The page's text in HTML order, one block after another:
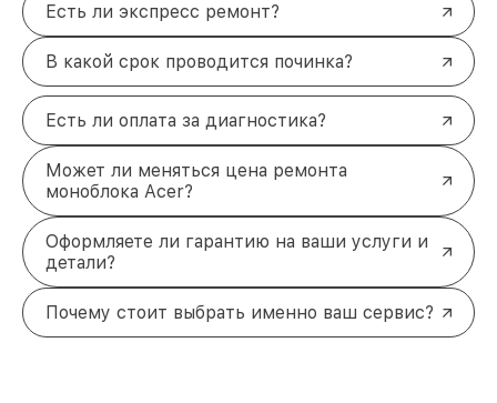
Есть ли экспресс ремонт?
В какой срок проводится починка?
Есть ли оплата за диагностика?
Может ли меняться цена ремонта
моноблока Acer?
Оформляете ли гарантию на ваши услуги и
детали?
Почему стоит выбрать именно ваш сервис?